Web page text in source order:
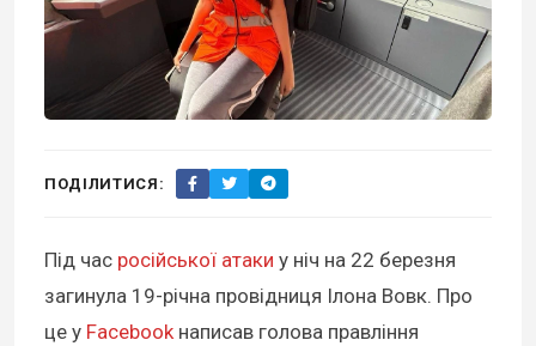
ПОДІЛИТИСЯ:
Під час російської атаки у ніч на 22 березня
загинула 19-річна провідниця Ілона Вовк. Про
це у Facebookнаписав голова правління